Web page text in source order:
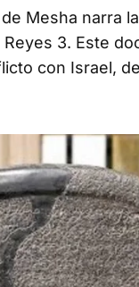
Mesha narra
3. Este
con Israel,